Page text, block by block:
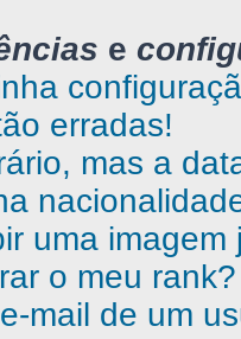
e
erradas!
mas a
uma
o meu rank?
mail de um